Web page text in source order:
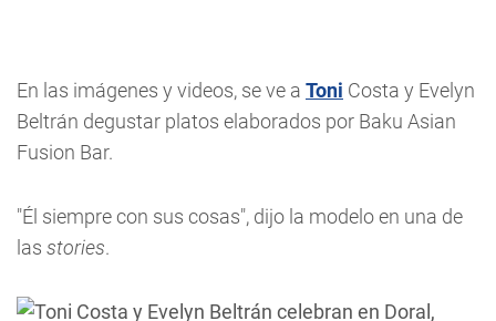
En las imágenes y videos, se ve a Toni Costa y Evelyn
Beltrán degustar platos elaborados por Baku Asian
Fusion Bar.
"Él siempre con sus cosas", dijo la modelo en una de
las stories.